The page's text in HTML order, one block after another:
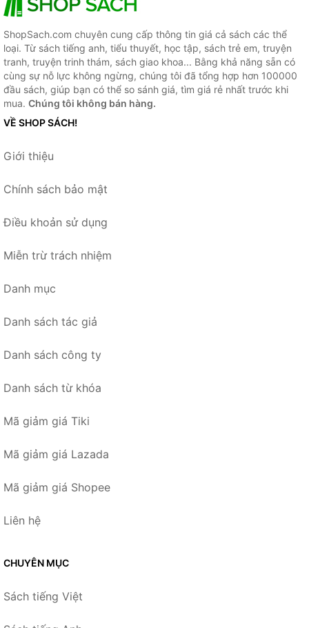
ShopSach.com chuyên cung cấp thông tin giá cả sách các thể
loại. Từ sách tiếng anh, tiểu thuyết, học tập, sách trẻ em, truyện
tranh, truyện trinh thám, sách giao khoa... Bằng khả năng sẵn có
cùng sự nỗ lực không ngừng, chúng tôi đã tổng hợp hơn 100000
đầu sách, giúp bạn có thể so sánh giá, tìm giá rẻ nhất trước khi
mua. Chúng tôi không bán hàng.
VỀ SHOP SÁCH!
Giới thiệu
Chính sách bảo mật
Điều khoản sử dụng
Miễn trừ trách nhiệm
Danh mục
Danh sách tác giả
Danh sách công ty
Danh sách từ khóa
Mã giảm giá Tiki
Mã giảm giá Lazada
Mã giảm giá Shopee
Liên hệ
CHUYÊN MỤC
Sách tiếng Việt